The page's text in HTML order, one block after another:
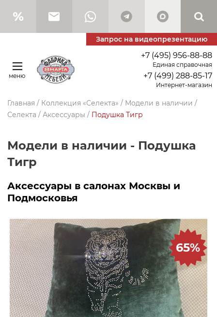
Запрос на видеопрезентацию
меню
+7 (495) 956-88-88
Единая справочная
+7 (499) 288-85-17
Интернет-магазин
Главная / Коллекция «Селекта» / Модели в наличии /
Селекта / Аксессуары / Подушка Тигр
Модели в наличии - Подушка
Тигр
Аксессуары в салонах Москвы и
Подмосковья
65%